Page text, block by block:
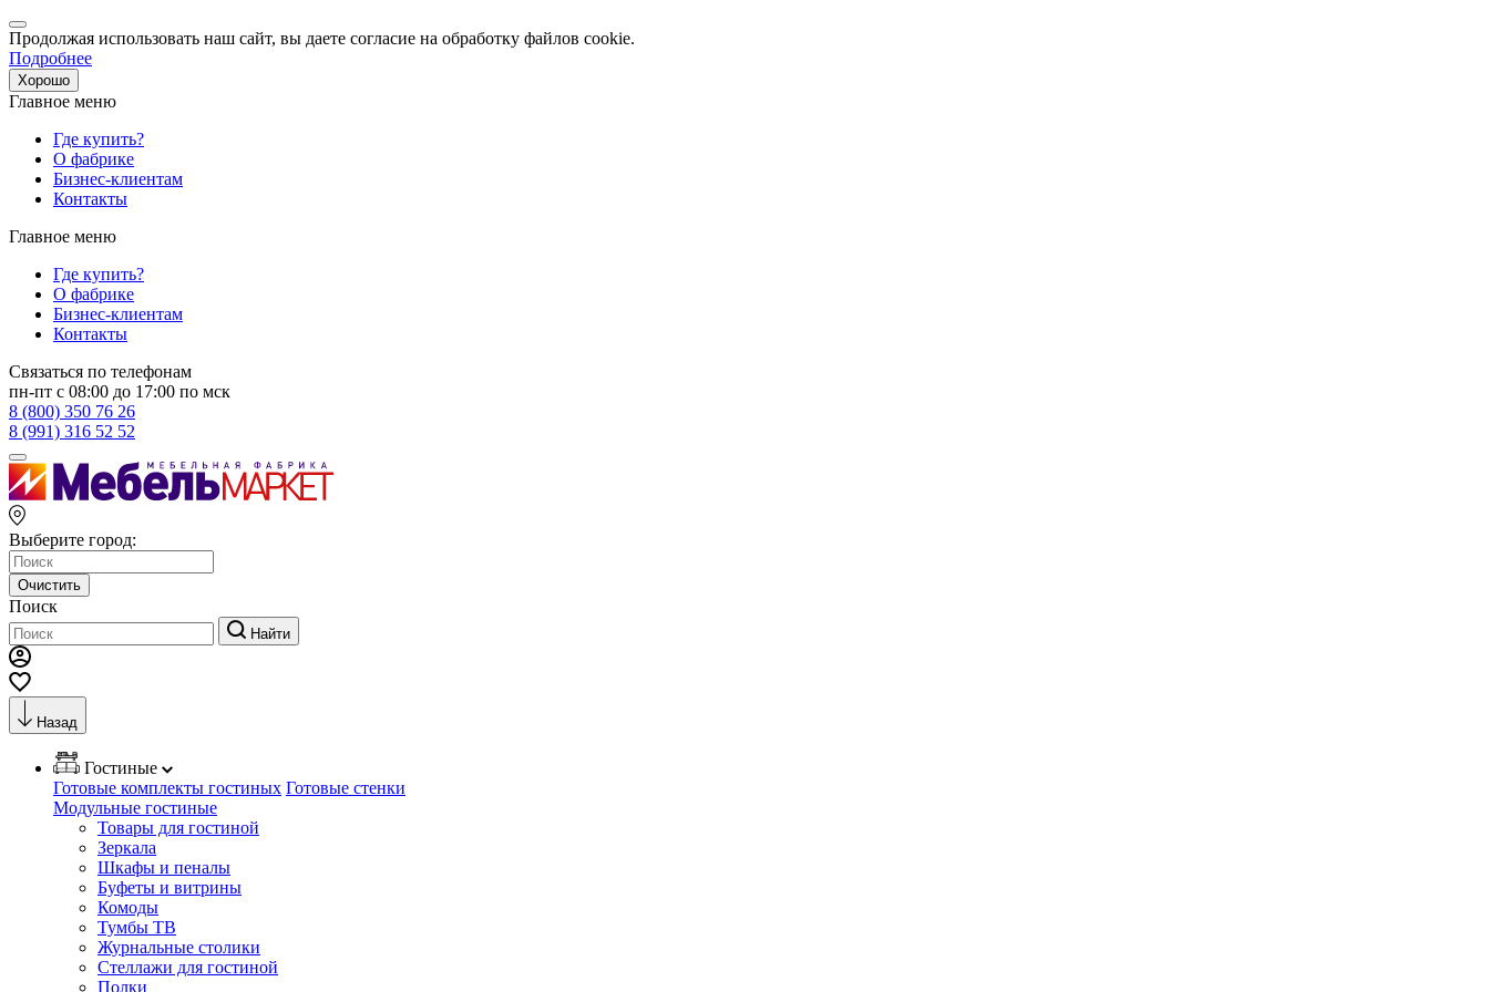
Продолжая использовать наш сайт, вы даете согласие на обработку файлов cookie.
Подробнее
Хорошо
Главное меню
Где купить?
О фабрике
Бизнес-клиентам
Контакты
Главное меню
Где купить?
О фабрике
Бизнес-клиентам
Контакты
Связаться по телефонам
пн-пт с 08:00 до 17:00 по мск
8 (800) 350 76 26
8 (991) 316 52 52
Выберите город:
Очистить
Поиск
Найти
Назад
Гостиные
Готовые комплекты гостиных Готовые стенки
Модульные гостиные
Товары для гостиной
Зеркала
Шкафы и пеналы
Буфеты и витрины
Комоды
Тумбы ТВ
Журнальные столики
Стеллажи для гостиной
Полки